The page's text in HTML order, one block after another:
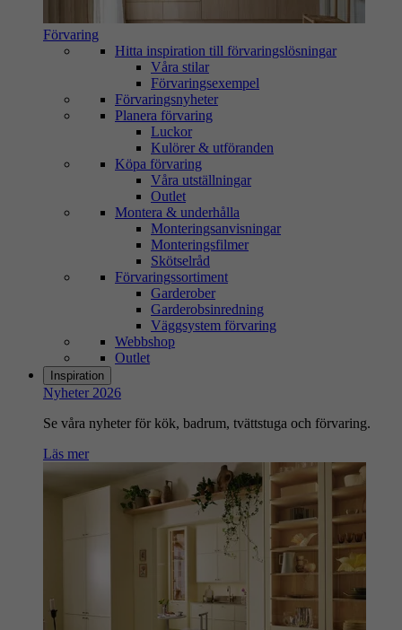
Förvaring
Hitta inspiration till förvaringslösningar
Våra stilar
Förvaringsexempel
Förvaringsnyheter
Planera förvaring
Luckor
Kulörer & utföranden
Köpa förvaring
Våra utställningar
Outlet
Montera & underhålla
Monteringsanvisningar
Monteringsfilmer
Skötselråd
Förvaringssortiment
Garderober
Garderobsinredning
Väggsystem förvaring
Webbshop
Outlet
Inspiration
Nyheter 2026
Se våra nyheter för kök, badrum, tvättstuga och förvaring.
Läs mer